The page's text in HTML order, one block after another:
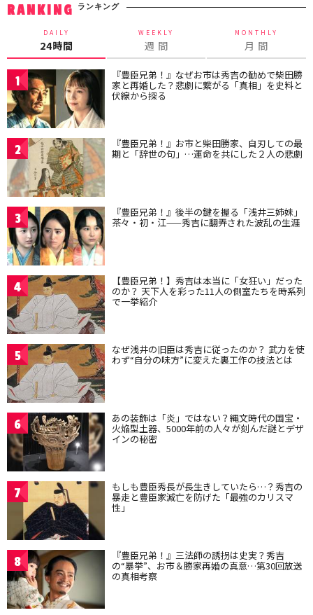
RANKING ランキング
DAILY
24時間
WEEKLY
週 間
MONTHLY
月 間
1 『豊臣兄弟！』なぜお市は秀吉の勧めで柴田勝
家と再婚した？悲劇に繋がる「真相」を史料と
伏線から探る
2 『豊臣兄弟！』お市と柴田勝家、自刃しての最
期と「辞世の句」…運命を共にした２人の悲劇
3 『豊臣兄弟！』後半の鍵を握る「浅井三姉妹」
茶々・初・江——秀吉に翻弄された波乱の生涯
4 【豊臣兄弟！】秀吉は本当に「女狂い」だった
のか？ 天下人を彩った11人の側室たちを時系列
で一挙紹介
5 なぜ浅井の旧臣は秀吉に従ったのか？ 武力を使
わず“自分の味方”に変えた裏工作の技法とは
6 あの装飾は「炎」ではない？縄文時代の国宝・
火焔型土器、5000年前の人々が刻んだ謎とデザ
インの秘密
7 もしも豊臣秀長が長生きしていたら…？秀吉の
暴走と豊臣家滅亡を防げた「最強のカリスマ
性」
8 『豊臣兄弟！』三法師の誘拐は史実？秀吉
の“暴挙”、お市＆勝家再婚の真意…第30回放送
の真相考察